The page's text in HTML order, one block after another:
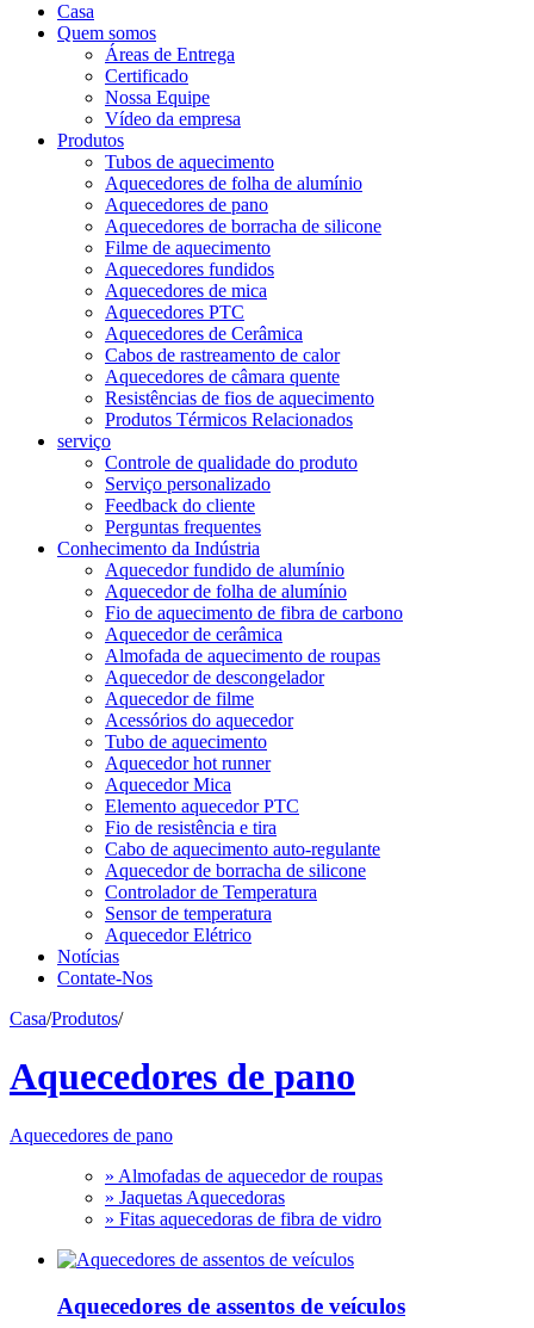
Casa
Quem somos
Áreas de Entrega
Certificado
Nossa Equipe
Vídeo da empresa
Produtos
Tubos de aquecimento
Aquecedores de folha de alumínio
Aquecedores de pano
Aquecedores de borracha de silicone
Filme de aquecimento
Aquecedores fundidos
Aquecedores de mica
Aquecedores PTC
Aquecedores de Cerâmica
Cabos de rastreamento de calor
Aquecedores de câmara quente
Resistências de fios de aquecimento
Produtos Térmicos Relacionados
serviço
Controle de qualidade do produto
Serviço personalizado
Feedback do cliente
Perguntas frequentes
Conhecimento da Indústria
Aquecedor fundido de alumínio
Aquecedor de folha de alumínio
Fio de aquecimento de fibra de carbono
Aquecedor de cerâmica
Almofada de aquecimento de roupas
Aquecedor de descongelador
Aquecedor de filme
Acessórios do aquecedor
Tubo de aquecimento
Aquecedor hot runner
Aquecedor Mica
Elemento aquecedor PTC
Fio de resistência e tira
Cabo de aquecimento auto-regulante
Aquecedor de borracha de silicone
Controlador de Temperatura
Sensor de temperatura
Aquecedor Elétrico
Notícias
Contate-Nos
Casa/Produtos/
Aquecedores de pano
Aquecedores de pano
» Almofadas de aquecedor de roupas
» Jaquetas Aquecedoras
» Fitas aquecedoras de fibra de vidro
Aquecedores de assentos de veículos